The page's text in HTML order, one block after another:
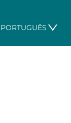
PORTUGUÊS